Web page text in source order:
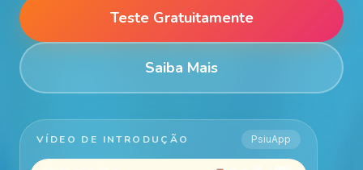
Teste Gratuitamente
Saiba Mais
VÍDEO DE INTRODUÇÃO PsiuApp